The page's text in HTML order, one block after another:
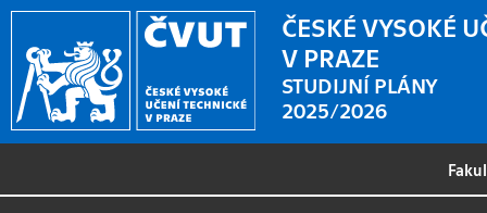
ČESKÉ VYSOKÉ
V PRAZE
STUDIJNÍ PLÁNY
2025/2026